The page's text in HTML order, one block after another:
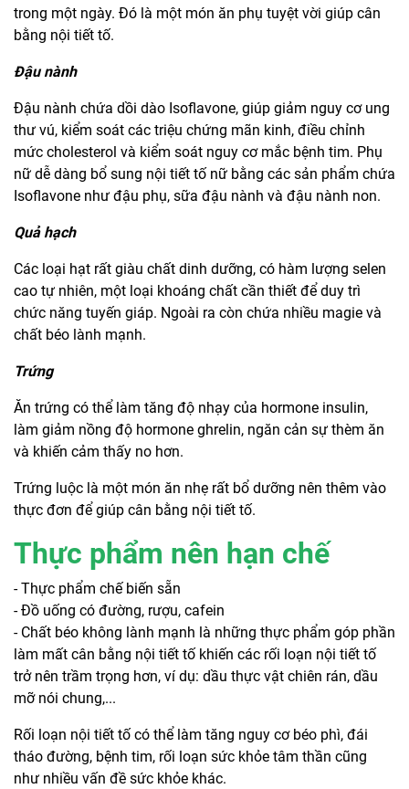
trong một ngày. Đó là một món ăn phụ tuyệt vời giúp cân
bằng nội tiết tố.
Đậu nành
Đậu nành chứa dồi dào Isoflavone, giúp giảm nguy cơ ung
thư vú, kiểm soát các triệu chứng mãn kinh, điều chỉnh
mức cholesterol và kiểm soát nguy cơ mắc bệnh tim. Phụ
nữ dễ dàng bổ sung nội tiết tố nữ bằng các sản phẩm chứa
Isoflavone như đậu phụ, sữa đậu nành và đậu nành non.
Quả hạch
Các loại hạt rất giàu chất dinh dưỡng, có hàm lượng selen
cao tự nhiên, một loại khoáng chất cần thiết để duy trì
chức năng tuyến giáp. Ngoài ra còn chứa nhiều magie và
chất béo lành mạnh.
Trứng
Ăn trứng có thể làm tăng độ nhạy của hormone insulin,
làm giảm nồng độ hormone ghrelin, ngăn cản sự thèm ăn
và khiến cảm thấy no hơn.
Trứng luộc là một món ăn nhẹ rất bổ dưỡng nên thêm vào
thực đơn để giúp cân bằng nội tiết tố.
Thực phẩm nên hạn chế
- Thực phẩm chế biến sẵn
- Đồ uống có đường, rượu, cafein
- Chất béo không lành mạnh là những thực phẩm góp phần
làm mất cân bằng nội tiết tố khiến các rối loạn nội tiết tố
trở nên trầm trọng hơn, ví dụ: dầu thực vật chiên rán, dầu
mỡ nói chung,...
Rối loạn nội tiết tố có thể làm tăng nguy cơ béo phì, đái
tháo đường, bệnh tim, rối loạn sức khỏe tâm thần cũng
như nhiều vấn đề sức khỏe khác.